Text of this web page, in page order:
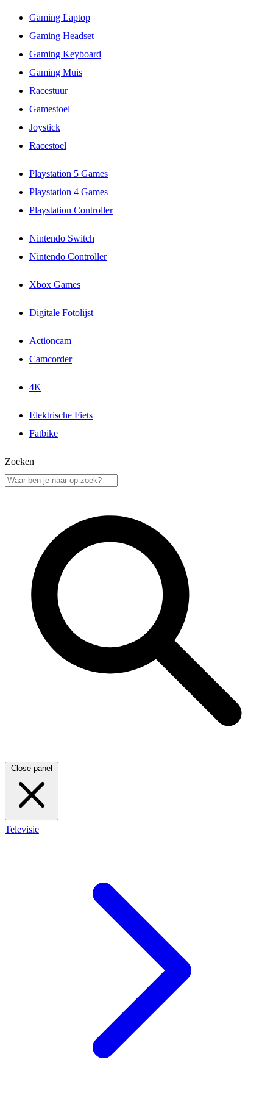
Gaming Laptop
Gaming Headset
Gaming Keyboard
Gaming Muis
Racestuur
Gamestoel
Joystick
Racestoel
Playstation 5 Games
Playstation 4 Games
Playstation Controller
Nintendo Switch
Nintendo Controller
Xbox Games
Digitale Fotolijst
Actioncam
Camcorder
4K
Elektrische Fiets
Fatbike
Zoeken
Close panel
Televisie